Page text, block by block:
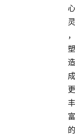
心
灵
，
塑
造
成
更
丰
富
的